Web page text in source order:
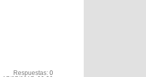
Respuestas: 0